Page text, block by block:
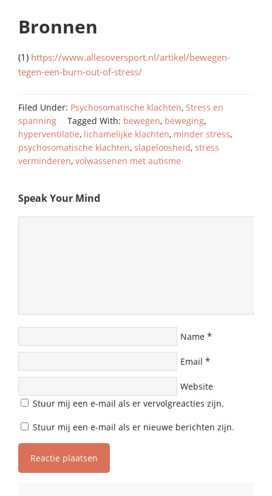
Bronnen
(1) https://www.allesoversport.nl/artikel/bewegen-
tegen-een-burn-out-of-stress/
Filed Under: Psychosomatische klachten, Stress en
spanning
Tagged With: bewegen, beweging,
hyperventilatie, lichamelijke klachten, minder stress,
psychosomatische klachten, slapeloosheid, stress
verminderen, volwassenen met autisme
Speak Your Mind
Name *
Email *
Website
Stuur mij een e-mail als er vervolgreacties zijn.
Stuur mij een e-mail als er nieuwe berichten zijn.